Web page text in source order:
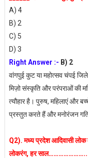
A) 4
B) 2
C) 5
D) 3
Right Answer :- B) 2
वांगपुई कुट या महोत्सव चंपई
मिज़ो संस्कृति और परंपराओं की
त्यौहार है। पुरुष, महिलाएं और
प्रस्तुत करते हैं और मनोरंजन
Q2). मध्य प्रदेश आदिवासी लोक
लोकरंग, हर साल…………………..